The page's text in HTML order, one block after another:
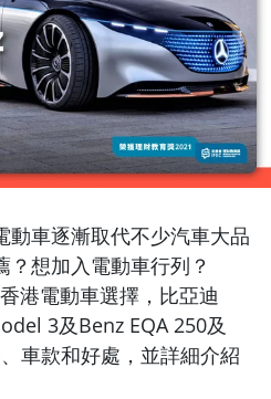
動車逐漸取代不少汽車大品
想加入電動車行列？
港電動車選擇，比亞迪
3及Benz EQA 250及
車款和好處，並詳細介紹